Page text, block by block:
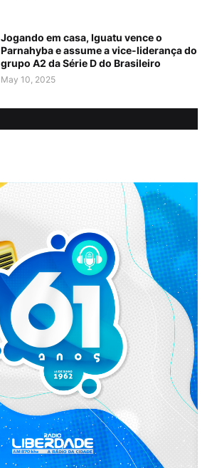
Jogando em casa, Iguatu vence o
Parnahyba e assume a vice-liderança do
grupo A2 da Série D do Brasileiro
May 10, 2025